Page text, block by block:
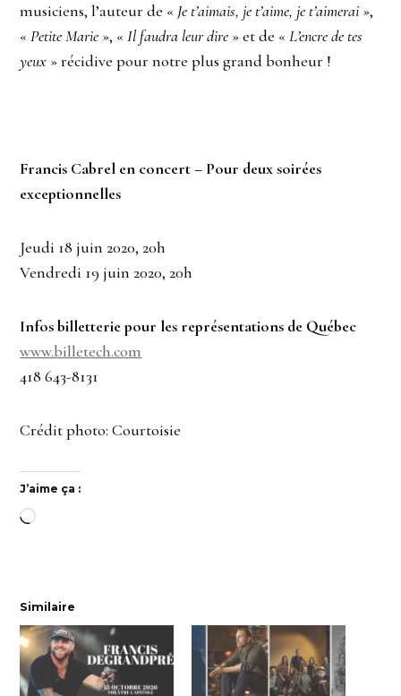
musiciens, l’auteur de « Je t’aimais, je t’aime, je t’aimerai »,
«Petite Marie », «Il faudra leur dire » et de «L’encre de tes
yeux » récidive pour notre plus grand bonheur !
Francis Cabrel en concert – Pour deux soirées
exceptionnelles
Jeudi 18 juin 2020, 20h
Vendredi 19 juin 2020, 20h
Infos billetterie pour les représentations de Québec
www.billetech.com
418 643-8131
Crédit photo: Courtoisie
J’aime ça :
Chargement…
Similaire